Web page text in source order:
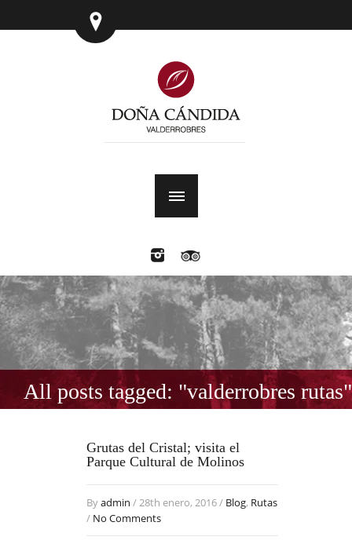
All posts tagged: "valderrobres rutas"
Grutas del Cristal; visita el
Parque Cultural de Molinos
Byadmin / 28th enero, 2016 / Blog, Rutas
/ No Comments